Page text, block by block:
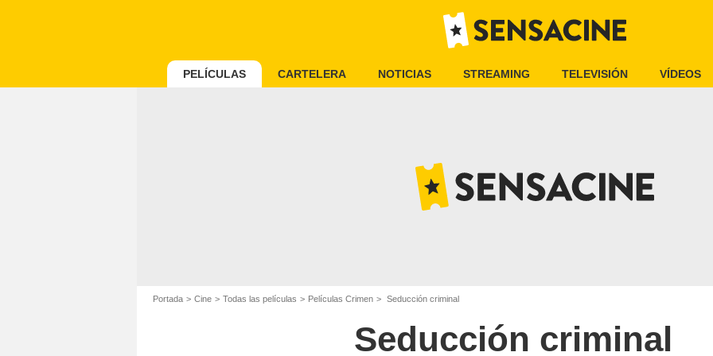
PELÍCULAS CARTELERA NOTICIAS STREAMING TELEVISIÓN VÍDEOS
Portada Cine Todas las películas Películas Crimen Seducción criminal
Seducción criminal